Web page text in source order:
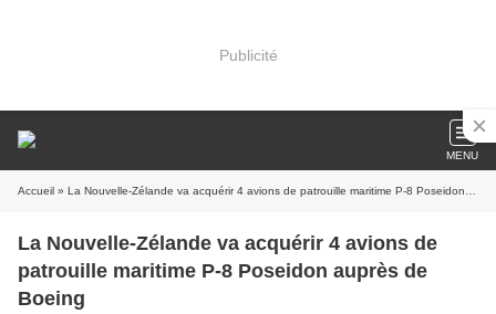
Publicité
MENU
Accueil » La Nouvelle-Zélande va acquérir 4 avions de patrouille maritime P-8 Poseidon auprès de Boeing
La Nouvelle-Zélande va acquérir 4 avions de
patrouille maritime P-8 Poseidon auprès de
Boeing